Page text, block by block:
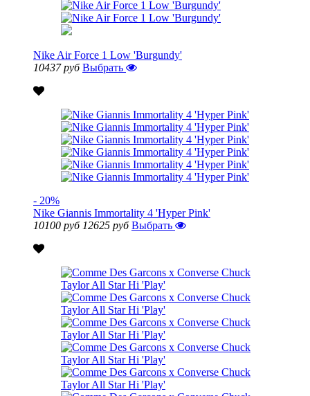
Nike Air Force 1 Low 'Burgundy'
10437 руб Выбрать
- 20%
Nike Giannis Immortality 4 'Hyper Pink'
10100 руб 12625 руб Выбрать